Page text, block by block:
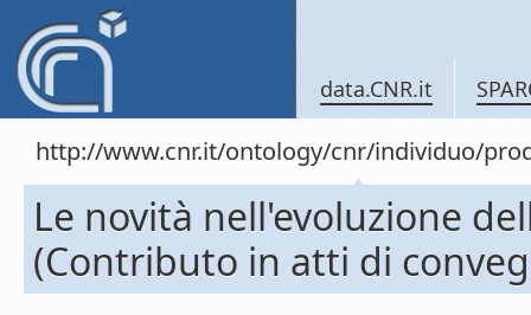
data.CNR.it
http://www.cnr.it/ontology/cnr/individuo/
Le novità nell'evoluzione
(Contributo in atti di